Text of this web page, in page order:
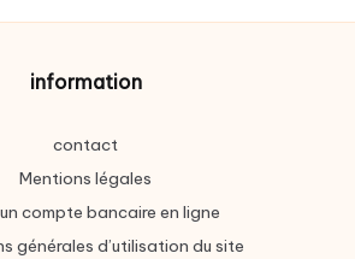
information
contact
Mentions légales
compte bancaire en ligne
générales d’utilisation du site